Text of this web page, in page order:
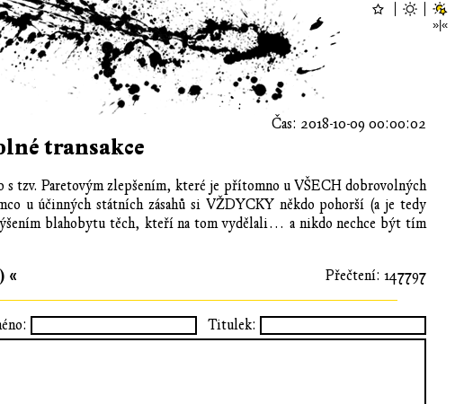
Čas: 2018-10-09 00:00:02
transakce
s tzv. Paretovým zlepšením, které je přítomno u VŠECH dobrovolných
u účinných státních zásahů si VŽDYCKY někdo pohorší (a je tedy
blahobytu těch, kteří na tom vydělali… a nikdo nechce být tím
Přečtení: 147797
«
Titulek: